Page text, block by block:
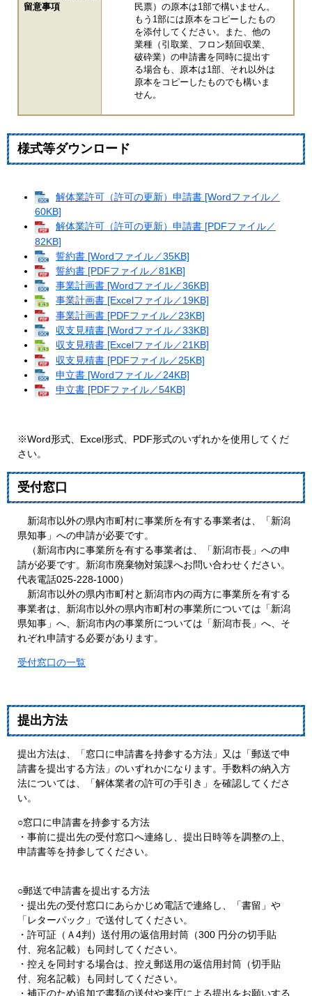
留意事項
民票）の原本は1部で構いません。
もう1部には原本をコピーしたもの
を添付してください。また、他の
業種（引取業、フロン類回収業、
破砕業）の申請書を同時に提出す
る場合も、原本は1部、それ以外は
原本をコピーしたものでも構いま
せん。
様式等ダウンロード
解体業許可（許可の更新）申請書 [Wordファイル／
60KB]
解体業許可（許可の更新）申請書 [PDFファイル／
82KB]
誓約書 [Wordファイル／35KB]
誓約書 [PDFファイル／81KB]
事業計画書 [Wordファイル／36KB]
事業計画書 [Excelファイル／19KB]
事業計画書 [PDFファイル／23KB]
収支見積書 [Wordファイル／33KB]
収支見積書 [Excelファイル／21KB]
収支見積書 [PDFファイル／25KB]
申立書 [Wordファイル／24KB]
申立書 [PDFファイル／54KB]
※Word形式、Excel形式、PDF形式のいずれかを使用してくだ
さい。
受付窓口
新潟市以外の県内市町村に事業所を有する事業者は、「新潟
県知事」への申請が必要です。
（新潟市内に事業所を有する事業者は、「新潟市長」への申
請が必要です。新潟市廃棄物対策課へお問い合わせください。
代表電話025-228-1000）
新潟市以外の県内市町村と新潟市内の両方に事業所を有する
事業者は、新潟市以外の県内市町村の事業所については「新潟
県知事」へ、新潟市内の事業所については「新潟市長」へ、そ
れぞれ申請する必要があります。
受付窓口の一覧
提出方法
提出方法は、「窓口に申請書を持参する方法」又は「郵送で申
請書を提出する方法」のいずれかになります。手数料の納入方
法については、「解体業者の許可の手引き」を確認してくださ
い。
○窓口に申請書を持参する方法
・事前に提出先の受付窓口へ連絡し、提出日時等を調整の上、
申請書等を持参してください。
○郵送で申請書を提出する方法
・提出先の受付窓口にあらかじめ電話で連絡し、「書留」や
「レターパック」で送付してください。
・許可証（Ａ4判）送付用の返信用封筒（300 円分の切手貼
付、宛名記載）も同封してください。
・控えを同封する場合は、控え郵送用の返信用封筒（切手貼
付、宛名記載）も同封してください。
・補正のため追加で書類の送付や来庁による提出をお願いする